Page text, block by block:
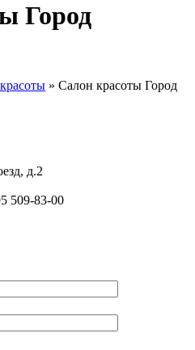
Город
» Салон красоты Город
д.2
509-83-00